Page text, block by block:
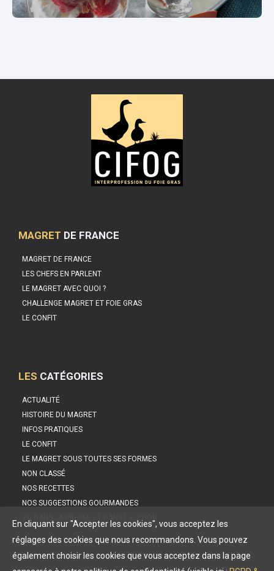
MAGRET DE FRANCE
MAGRET DE FRANCE
LES CHEFS EN PARLENT
LE MAGRET AVEC QUOI ?
CHALLENGE MAGRET ET FOIE GRAS
LE CONFIT
LES CATÉGORIES
ACTUALITÉ
HISTOIRE DU MAGRET
INFOS PRATIQUES
LE CONFIT
LE MAGRET SOUS TOUTES SES FORMES
NON CLASSÉ
NOS RECETTES
NOS SUGGESTIONS GOURMANDES
En cliquant sur "Accepter les cookies", vous acceptez les
réglages des cookies que nous recommandons. Vous pouvez
également choisir les cookies que vous acceptez dans la page